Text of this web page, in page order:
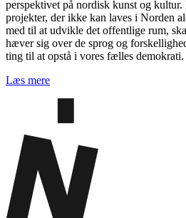
perspektivet på nordisk kunst og
projekter, der ikke kan laves i Norden
med til at udvikle det offentlige rum,
hæver sig over de sprog og
ting til at opstå i vores fælles demokrati.
Læs mere